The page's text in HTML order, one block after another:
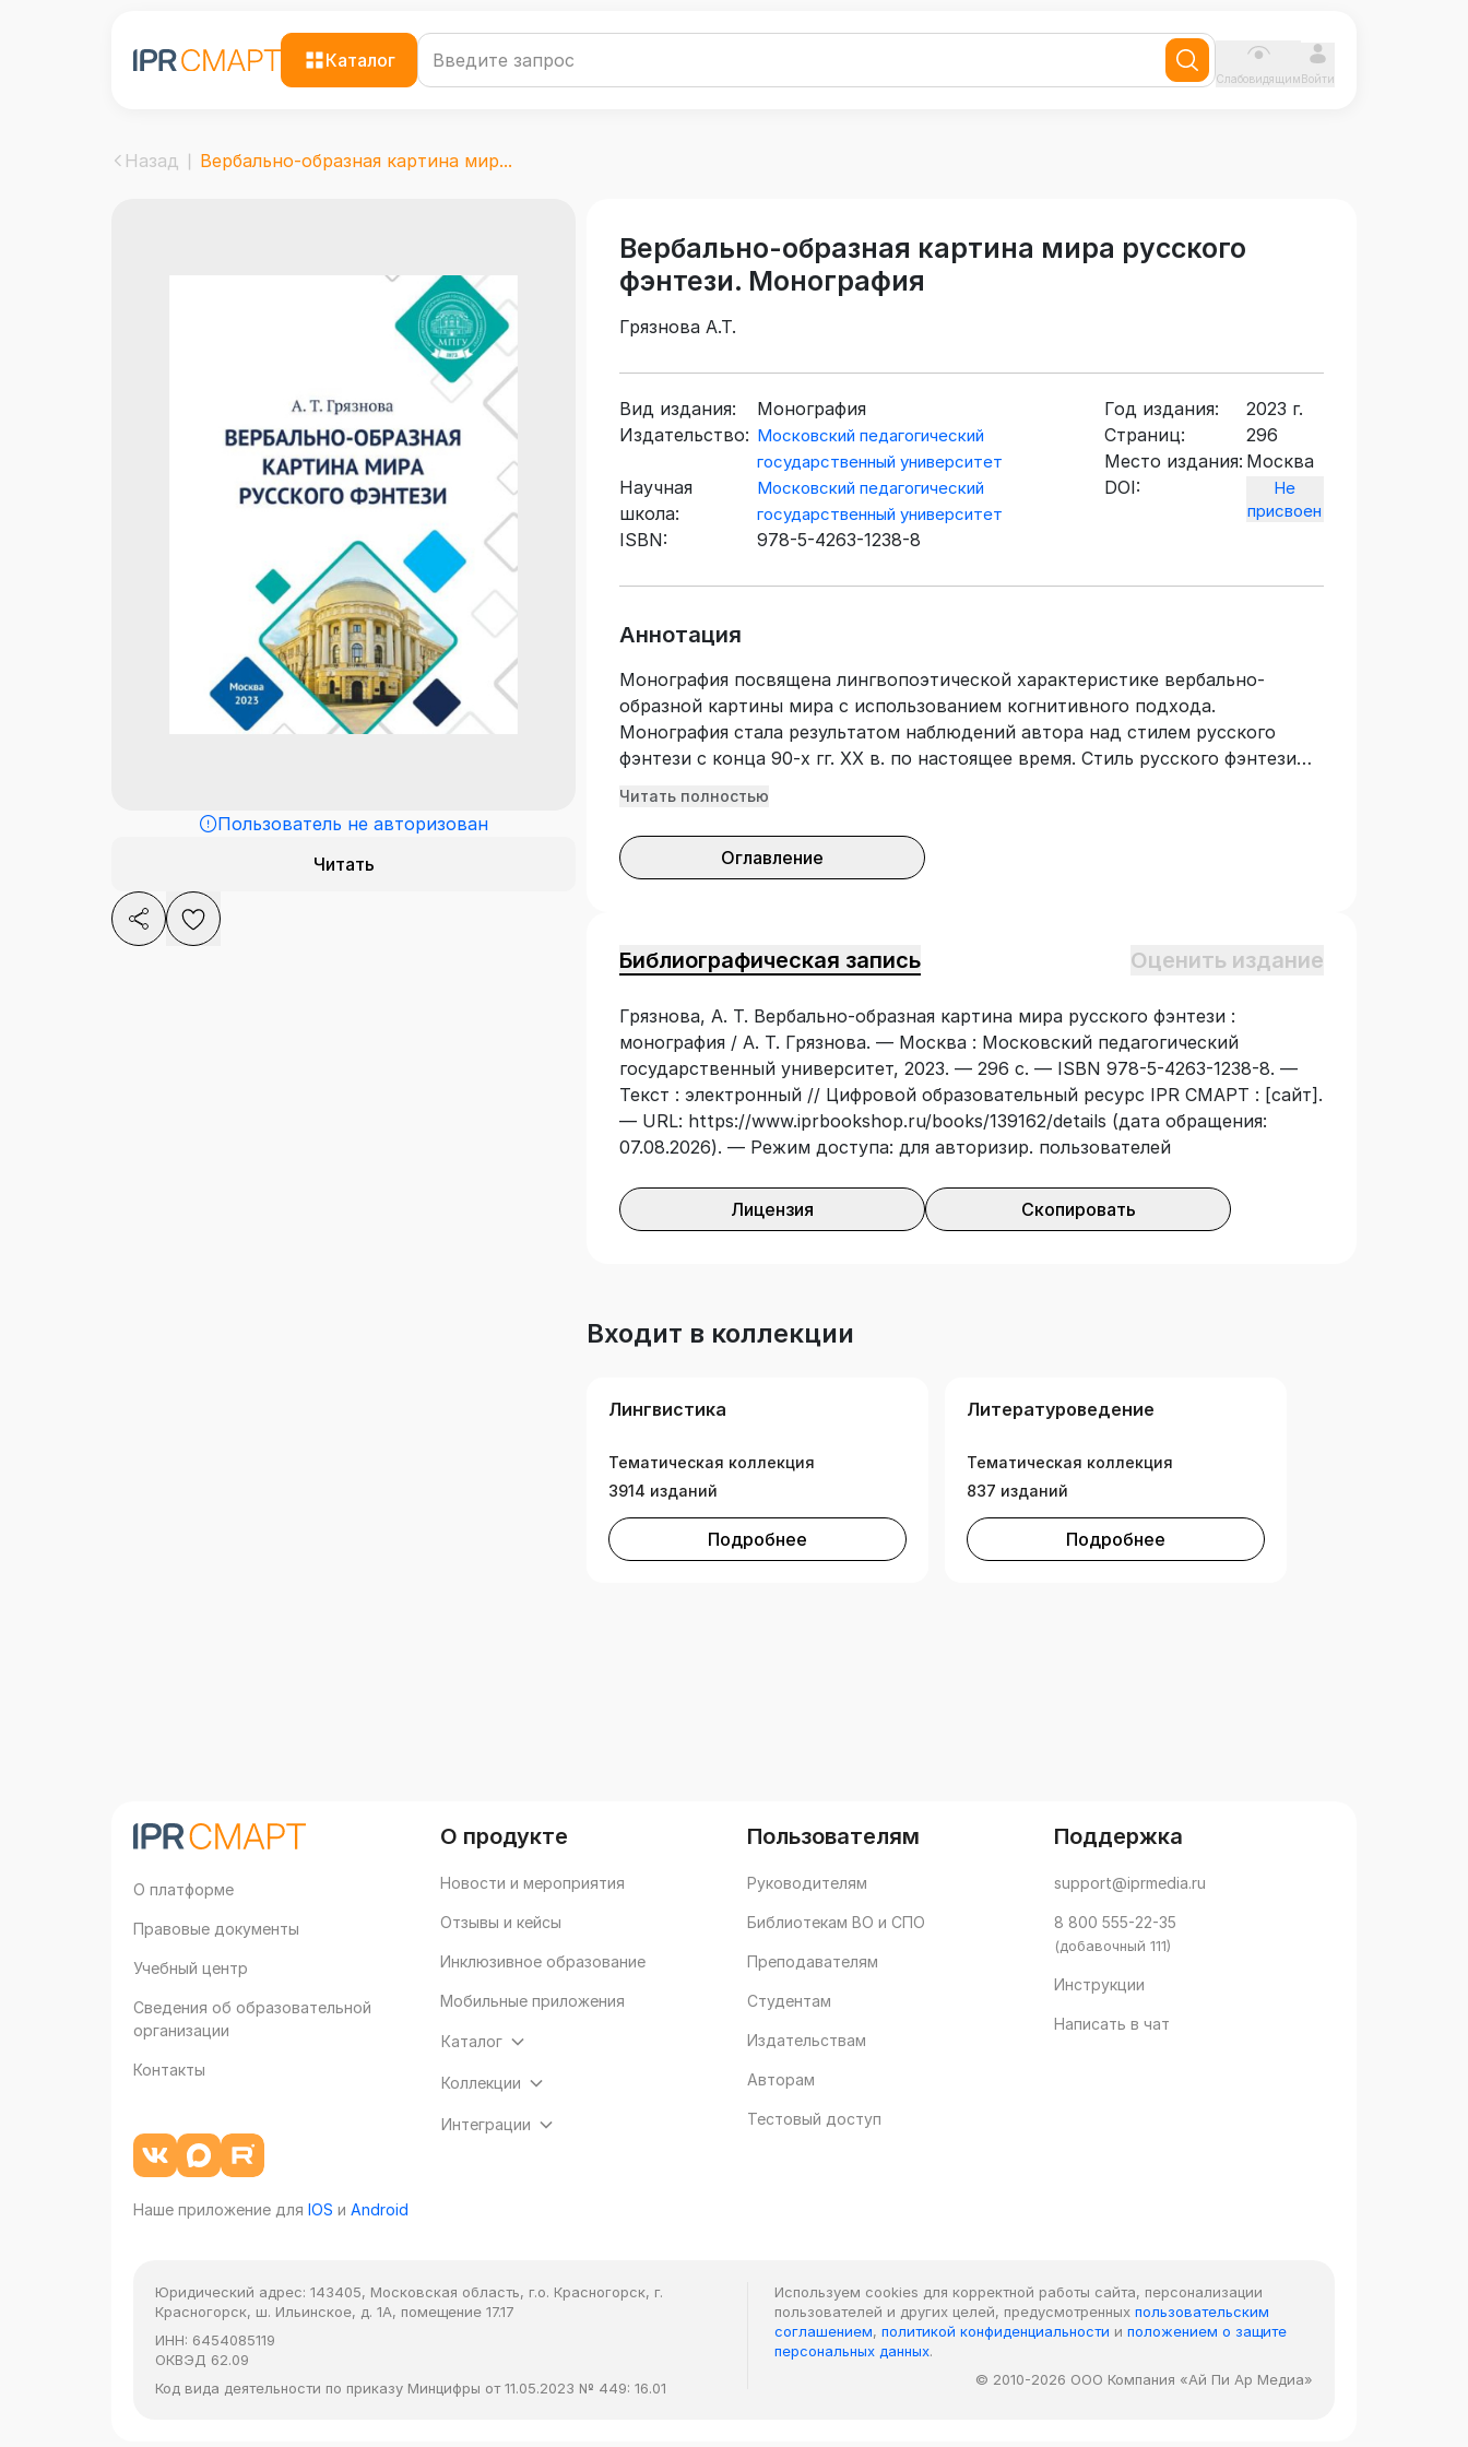
Каталог
СлабовидящимВойти
Назад Вербально-образная картина мир...
Пользователь не авторизован
Читать
Вербально-образная картина мира русского
фэнтези. Монография
Грязнова А.Т.
Вид издания:
Монография
Издательство: Московский педагогический
государственный университет
Научная
школа:
Московский педагогический
государственный университет
ISBN: 978-5-4263-1238-8
Год издания:
2023 г.
Страниц:
296
Место издания: Москва
DOI:
Не
присвоен
Аннотация
Монография посвящена лингвопоэтической характеристике вербально-
образной картины мира с использованием когнитивного подхода.
Монография стала результатом наблюдений автора над стилем русского
фэнтези с конца 90-х гг. ХХ в. по настоящее время. Стиль русского фэнтези
обнаруживает родство со стилями генетически родственных ему романтизма
образная картина мира русского фэнтези, рассматриваемая как один из
уровней художественной картины мира. Материалы исследования
гимназий, лицеев, а также всем интересующимся изучением языка
Читать полностью
Оглавление
Библиографическая запись Оценить издание
Грязнова, А. Т. Вербально-образная картина мира русского фэнтези :
монография / А. Т. Грязнова. — Москва : Московский педагогический
государственный университет, 2023. — 296 с. — ISBN 978-5-4263-1238-8. —
Текст : электронный // Цифровой образовательный ресурс IPR СМАРТ : [сайт].
— URL: https://www.iprbookshop.ru/books/139162/details (дата обращения:
07.08.2026). — Режим доступа: для авторизир. пользователей
Лицензия Скопировать
Входит в коллекции
Лингвистика
Тематическая коллекция
3914 изданий
Подробнее
Литературоведение
Тематическая коллекция
837 изданий
Подробнее
О платформе
Правовые документы
Учебный центр
Сведения об образовательной
организации
Контакты
Наше приложение для IOS и Android
О продукте
Новости и мероприятия
Отзывы и кейсы
Инклюзивное образование
Мобильные приложения
Каталог
Коллекции
Интеграции
Пользователям
Руководителям
Библиотекам ВО и СПО
Преподавателям
Студентам
Издательствам
Авторам
Тестовый доступ
Поддержка
support@iprmedia.ru
8 800 555-22-35
(добавочный 111)
Инструкции
Написать в чат
Юридический адрес: 143405, Московская область, г.о. Красногорск, г.
Красногорск, ш. Ильинское, д. 1А, помещение 17.17
ИНН: 6454085119
ОКВЭД 62.09
Код вида деятельности по приказу Минцифры от 11.05.2023 № 449: 16.01
Используем cookies для корректной работы сайта, персонализации
пользователей и других целей, предусмотренных пользовательским
соглашением, политикой конфиденциальности и положением о защите
персональных данных.
© 2010-2026 ООО Компания «Ай Пи Ар Медиа»